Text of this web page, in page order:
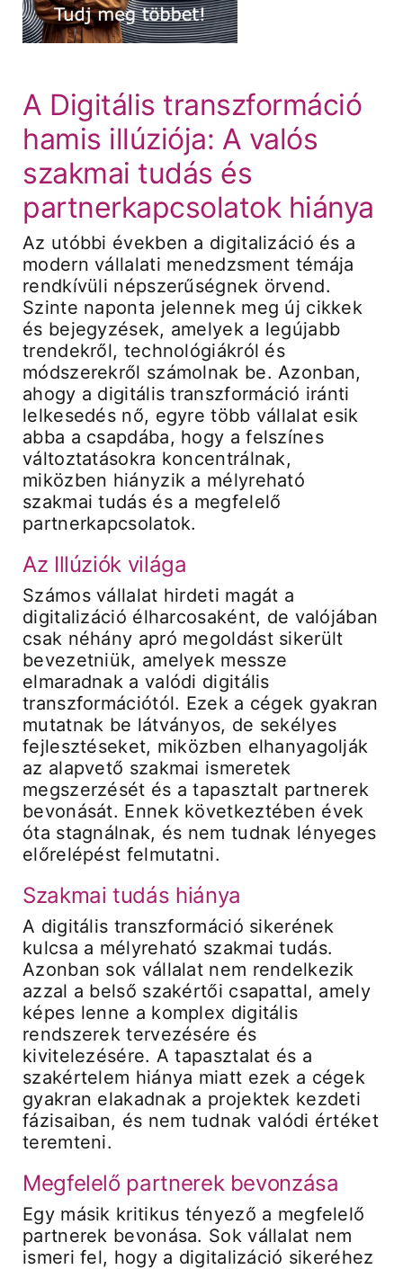
Regisztráció
Támogatás
A Digitális transzformáció
hamis illúziója: A valós
szakmai tudás és
partnerkapcsolatok hiánya
Az utóbbi években a digitalizáció és a
modern vállalati menedzsment témája
rendkívüli népszerűségnek örvend.
Szinte naponta jelennek meg új cikkek
és bejegyzések, amelyek a legújabb
trendekről, technológiákról és
módszerekről számolnak be. Azonban,
ahogy a digitális transzformáció iránti
lelkesedés nő, egyre több vállalat esik
abba a csapdába, hogy a felszínes
változtatásokra koncentrálnak,
miközben hiányzik a mélyreható
szakmai tudás és a megfelelő
partnerkapcsolatok.
Az Illúziók világa
Számos vállalat hirdeti magát a
digitalizáció élharcosaként, de valójában
csak néhány apró megoldást sikerült
bevezetniük, amelyek messze
elmaradnak a valódi digitális
transzformációtól. Ezek a cégek gyakran
mutatnak be látványos, de sekélyes
fejlesztéseket, miközben elhanyagolják
az alapvető szakmai ismeretek
megszerzését és a tapasztalt partnerek
bevonását. Ennek következtében évek
óta stagnálnak, és nem tudnak lényeges
előrelépést felmutatni.
Szakmai tudás hiánya
A digitális transzformáció sikerének
kulcsa a mélyreható szakmai tudás.
Azonban sok vállalat nem rendelkezik
azzal a belső szakértői csapattal, amely
képes lenne a komplex digitális
rendszerek tervezésére és
kivitelezésére. A tapasztalat és a
szakértelem hiánya miatt ezek a cégek
gyakran elakadnak a projektek kezdeti
fázisaiban, és nem tudnak valódi értéket
teremteni.
Megfelelő partnerek bevonzása
Egy másik kritikus tényező a megfelelő
partnerek bevonása. Sok vállalat nem
ismeri fel, hogy a digitalizáció sikeréhez